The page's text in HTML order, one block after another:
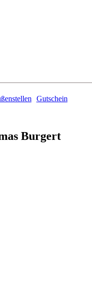
Gutschein
Burgert